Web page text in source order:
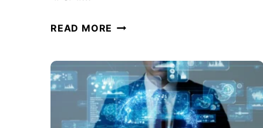
READ MORE
ट
व्य
व
सा